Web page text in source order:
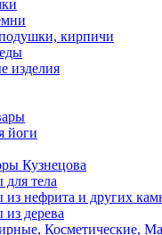
кирпичи
изделия
йоги
Кузнецова
тела
нефрита и других
дерева
Косметические,